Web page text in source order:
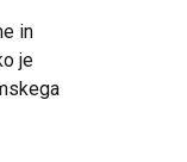
in
je